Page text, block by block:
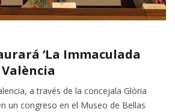
‘La Immaculada
a través de la concejala Glòria
un congreso en el Museo de Bellas